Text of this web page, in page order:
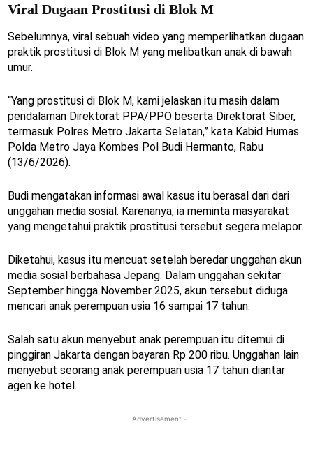
Viral Dugaan Prostitusi di Blok M
Sebelumnya, viral sebuah video yang memperlihatkan dugaan
praktik prostitusi di Blok M yang melibatkan anak di bawah
umur.
“Yang prostitusi di Blok M, kami jelaskan itu masih dalam
pendalaman Direktorat PPA/PPO beserta Direktorat Siber,
termasuk Polres Metro Jakarta Selatan,” kata Kabid Humas
Polda Metro Jaya Kombes Pol Budi Hermanto, Rabu
(13/6/2026).
Budi mengatakan informasi awal kasus itu berasal dari dari
unggahan media sosial. Karenanya, ia meminta masyarakat
yang mengetahui praktik prostitusi tersebut segera melapor.
Diketahui, kasus itu mencuat setelah beredar unggahan akun
media sosial berbahasa Jepang. Dalam unggahan sekitar
September hingga November 2025, akun tersebut diduga
mencari anak perempuan usia 16 sampai 17 tahun.
Salah satu akun menyebut anak perempuan itu ditemui di
pinggiran Jakarta dengan bayaran Rp 200 ribu. Unggahan lain
menyebut seorang anak perempuan usia 17 tahun diantar
agen ke hotel.
- Advertisement -